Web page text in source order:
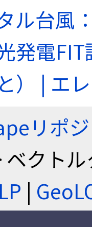
ル台風
発電
） | エ
リポジ
ベクト
|